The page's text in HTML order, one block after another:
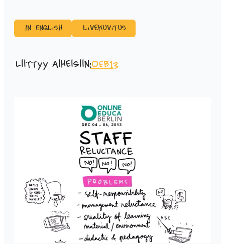
In English Livekuvitus
Liittyy aiheisiin:OEB13